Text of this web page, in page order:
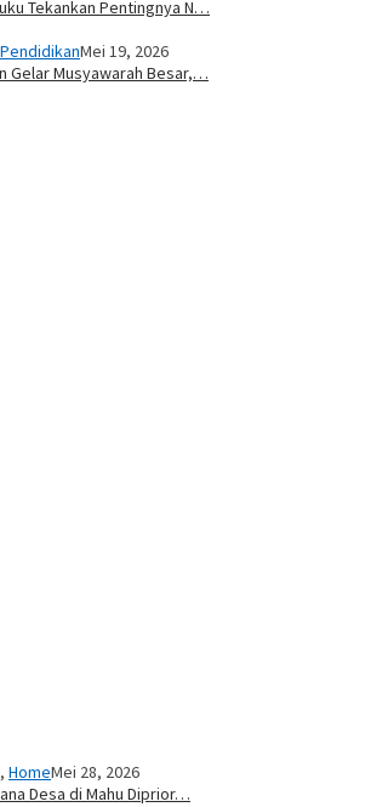
Tekankan Pentingnya N…
PendidikanMei 19, 2026
Gelar Musyawarah Besar,…
, HomeMei 28, 2026
Desa di Mahu Diprior…